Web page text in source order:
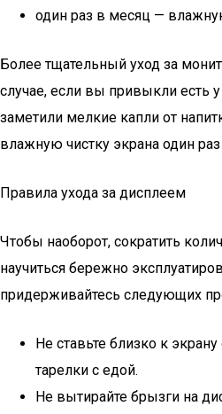
один раз в месяц —
Более тщательный уход за
случае, если вы привыкли есть
заметили мелкие капли от
влажную чистку экрана один
Правила ухода за дисплеем
Чтобы наоборот, сократить
научиться бережно
придерживайтесь следующих
Не ставьте близко к
тарелки с едой.
Не вытирайте брызги на